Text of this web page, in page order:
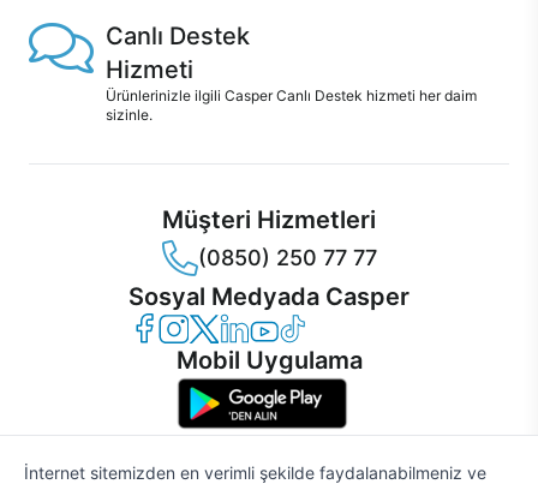
Canlı Destek
Hizmeti
Ürünlerinizle ilgili Casper Canlı Destek hizmeti her daim
sizinle.
Müşteri Hizmetleri
(0850) 250 77 77
Sosyal Medyada Casper
Casper Facebook
Casper Instagram
Casper Twitter
Casper LinkedIn
Casper YouTube
Casper TikTok
Mobil Uygulama
İnternet sitemizden en verimli şekilde faydalanabilmeniz ve